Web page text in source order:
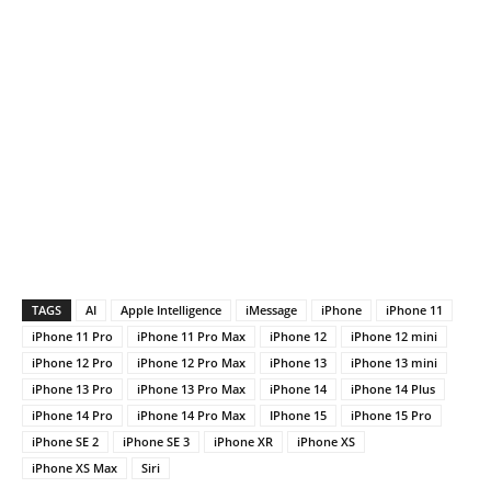
TAGS AI Apple Intelligence iMessage iPhone
iPhone 11
iPhone 11 Pro
iPhone 11 Pro Max iPhone 12
iPhone 12 mini
iPhone 12 Pro
iPhone 12 Pro Max iPhone 13
iPhone 13 mini
iPhone 13 Pro
iPhone 13 Pro Max iPhone 14
iPhone 14 Plus
iPhone 14 Pro
iPhone 14 Pro Max IPhone 15
iPhone 15 Pro
iPhone SE 2
iPhone SE 3 iPhone XR
iPhone XS
iPhone XS Max
Siri